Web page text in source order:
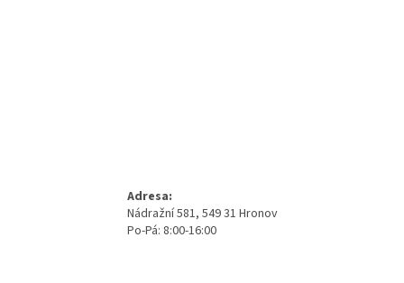
Adresa:
Nádražní 581, 549 31 Hronov
Po-Pá: 8:00-16:00